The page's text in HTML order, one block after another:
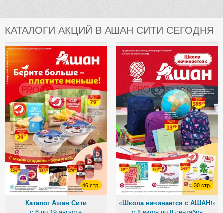
КАТАЛОГИ АКЦИЙ В АШАН СИТИ СЕГОДНЯ
46 стр.
Каталог Ашан Сити
с 6 по 19 августа
30 стр.
«Школа начинается с АШАН!»
с 8 июля по 8 сентября